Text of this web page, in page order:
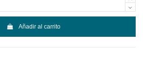
Añadir al carrito